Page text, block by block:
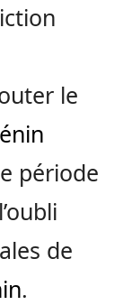
le
période
de
.